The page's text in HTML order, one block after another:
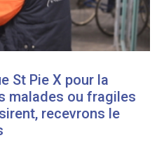
St Pie X pour la
malades ou fragiles
recevrons le